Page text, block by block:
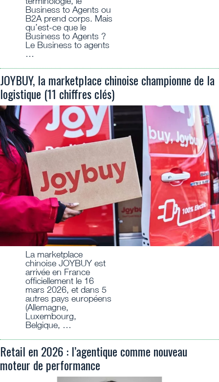
Business to Agents ou
B2A prend corps. Mais
qu’est-ce que le
Business to Agents ?
Le Business to agents
…
JOYBUY, la marketplace chinoise championne de la
logistique (11 chiffres clés)
La marketplace
chinoise JOYBUY est
arrivée en France
officiellement le 16
mars 2026, et dans 5
autres pays européens
(Allemagne,
Luxembourg,
Belgique, …
Retail en 2026 : l’agentique comme nouveau
moteur de performance